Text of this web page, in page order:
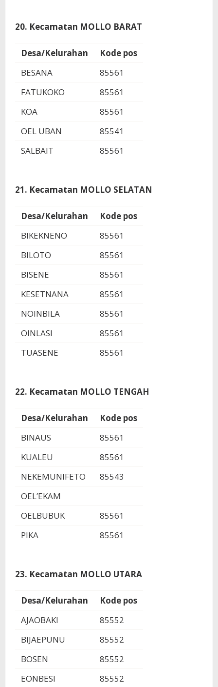
20. Kecamatan MOLLO BARAT
Desa/Kelurahan
Kode pos
BESANA
85561
FATUKOKO
85561
KOA
85561
OEL UBAN
85541
SALBAIT
85561
21. Kecamatan MOLLO SELATAN
Desa/Kelurahan
Kode pos
BIKEKNENO
85561
BILOTO
85561
BISENE
85561
KESETNANA
85561
NOINBILA
85561
OINLASI
85561
TUASENE
85561
22. Kecamatan MOLLO TENGAH
Desa/Kelurahan
Kode pos
BINAUS
85561
KUALEU
85561
NEKEMUNIFETO
85543
OEL’EKAM
OELBUBUK
85561
PIKA
85561
23. Kecamatan MOLLO UTARA
Desa/Kelurahan
Kode pos
AJAOBAKI
85552
BIJAEPUNU
85552
BOSEN
85552
EONBESI
85552